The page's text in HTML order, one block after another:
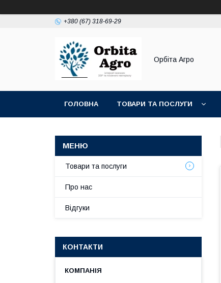
+380 (67) 318-69-29
Орбіта Агро
ГОЛОВНА ТОВАРИ ТА ПОСЛУГИ
Товари та послуги
Про нас
Відгуки
КОНТАКТИ